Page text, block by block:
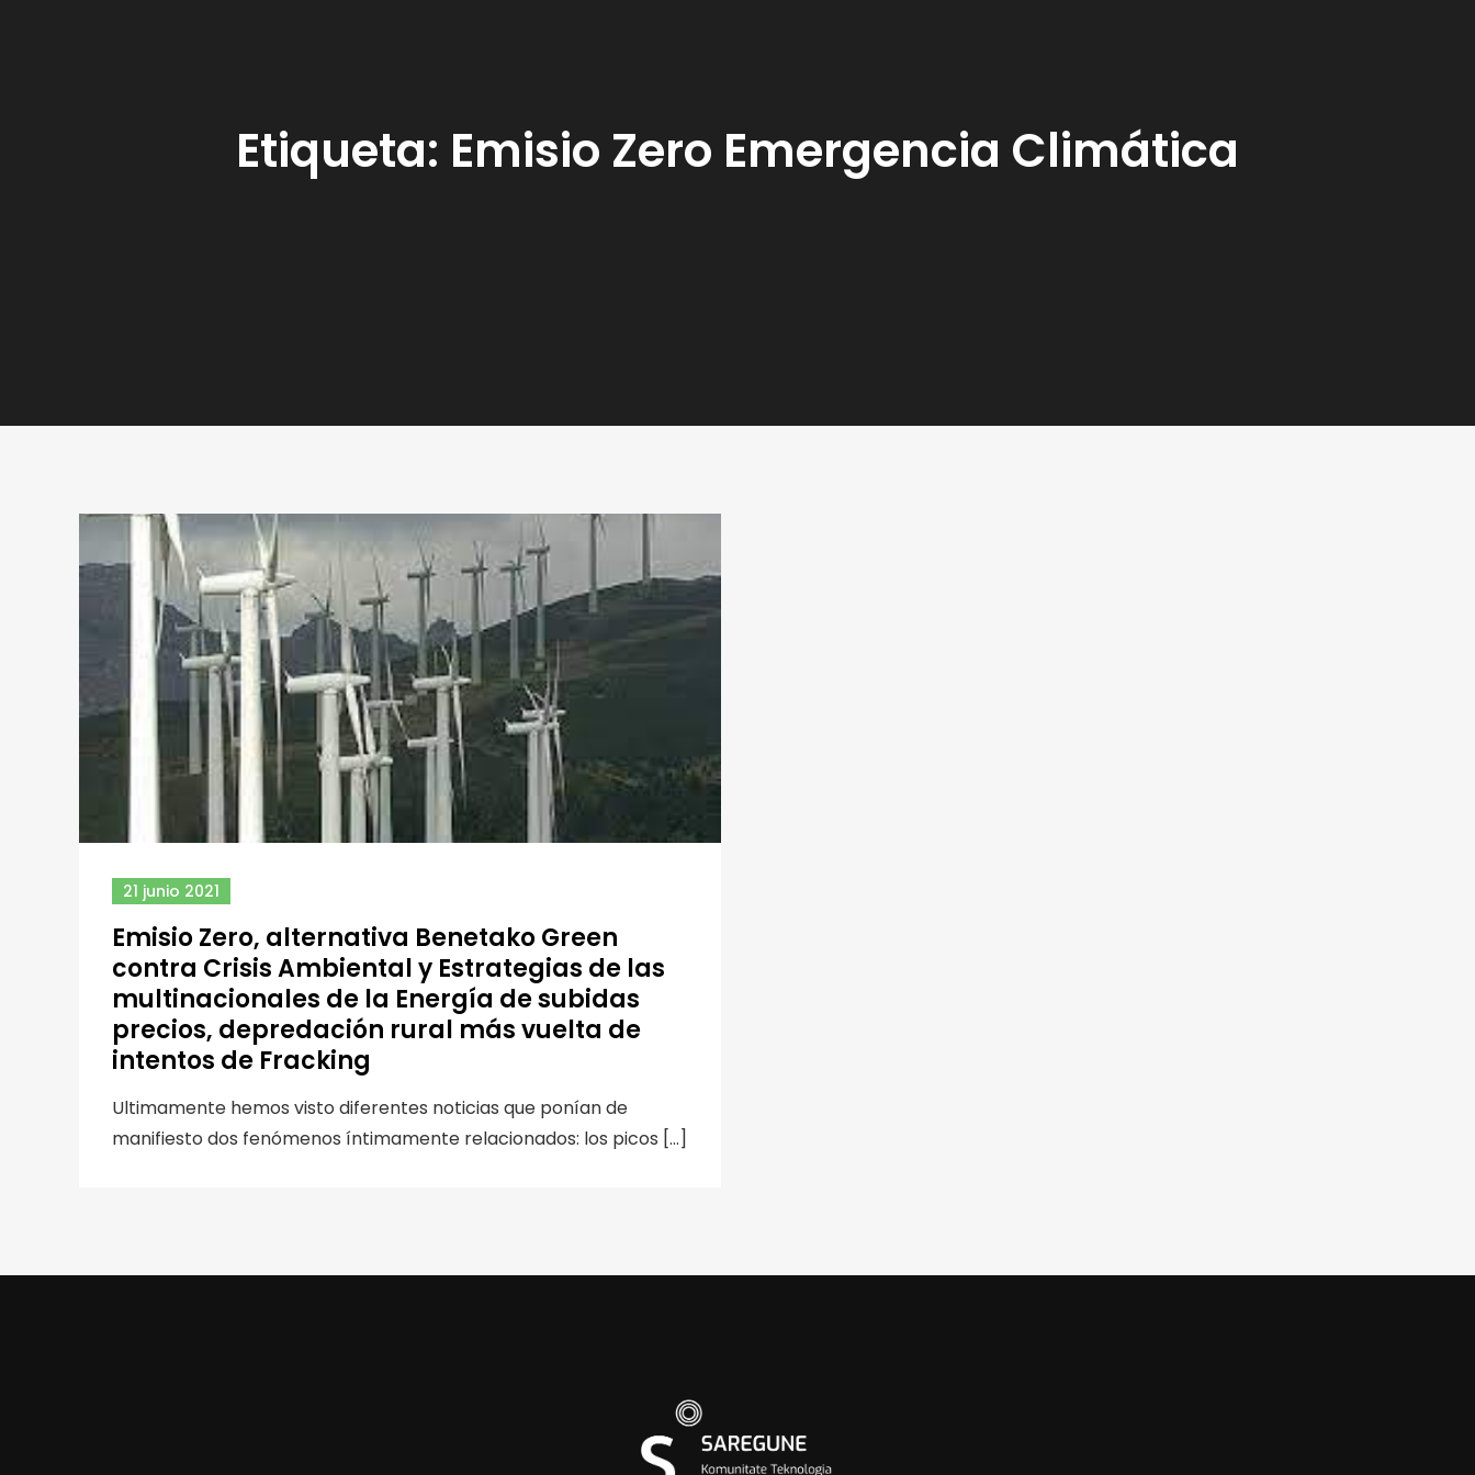
Etiqueta: Emisio Zero Emergencia Climática
21 junio 2021
Emisio Zero, alternativa Benetako Green
contra Crisis Ambiental y Estrategias de las
multinacionales de la Energía de subidas
precios, depredación rural más vuelta de
intentos de Fracking
Ultimamente hemos visto diferentes noticias que ponían de
manifiesto dos fenómenos íntimamente relacionados: los picos […]